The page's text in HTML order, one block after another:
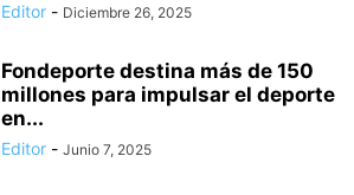
Editor - Diciembre 26, 2025
Fondeporte destina más de 150
millones para impulsar el deporte
en...
Editor - Junio 7, 2025